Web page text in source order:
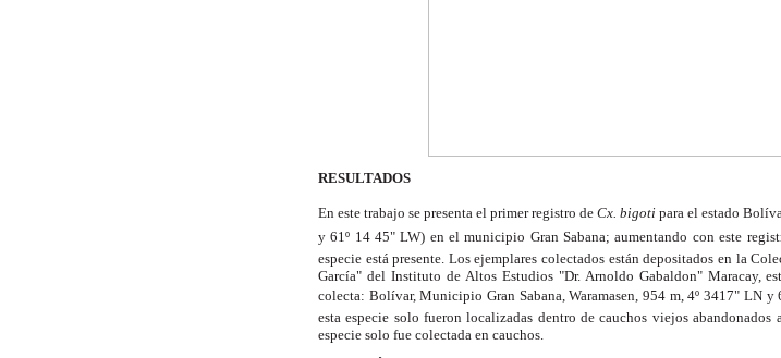
RESULTADOS
En este trabajo se presenta el primer registro de Cx. bigoti para el estado
y 61º 14 45" LW) en el municipio Gran Sabana; aumentando con este
especie está presente. Los ejemplares colectados están depositados en la
García" del Instituto de Altos Estudios "Dr. Arnoldo Gabaldon" Maracay,
colecta: Bolívar, Municipio Gran Sabana, Waramasen, 954 m, 4º 3417" LN
esta especie solo fueron localizadas dentro de cauchos viejos
especie solo fue colectada en cauchos.